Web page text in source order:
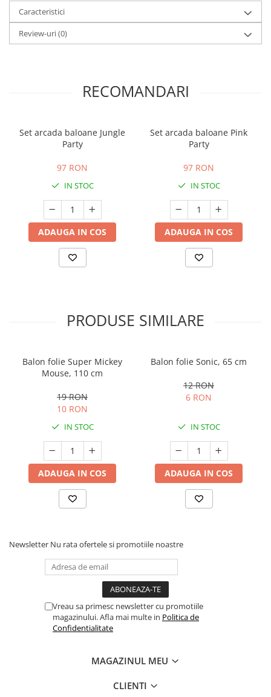
Caracteristici
Review-uri(0)
RECOMANDARI
Set arcada baloane Jungle
Party
97 RON
IN STOC
ADAUGA IN COS
Set arcada baloane Pink
Party
97 RON
IN STOC
ADAUGA IN COS
PRODUSE SIMILARE
Balon folie Super Mickey
Mouse, 110 cm
19 RON
10 RON
IN STOC
ADAUGA IN COS
Balon folie Sonic, 65 cm
12 RON
6 RON
IN STOC
ADAUGA IN COS
Newsletter Nu rata ofertele si promotiile noastre
Vreau sa primesc newsletter cu promotiile
magazinului. Afla mai multe in Politica de
Confidentialitate
MAGAZINUL MEU
CLIENTI